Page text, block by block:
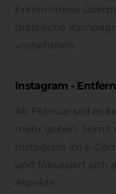
Erkenntnisse
drastische
vornehmen.
Instagram -
Ab Februar soll es
mehr geben. Somit
Instagram im E-
und fokussiert sich
Aspekte.